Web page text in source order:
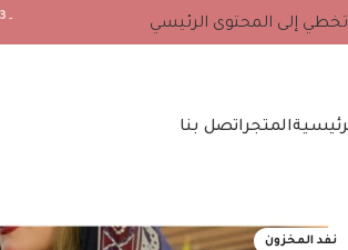
تخطي إلى المحتوى الرئيسي ۔3ريالات للشحن إلى محافظة مسندم والجزيرة مصيرة ، 2 ريال لجميع محافظات سلطنة عمان الأخرى
المتجراتصل بنا
نفد المخزون